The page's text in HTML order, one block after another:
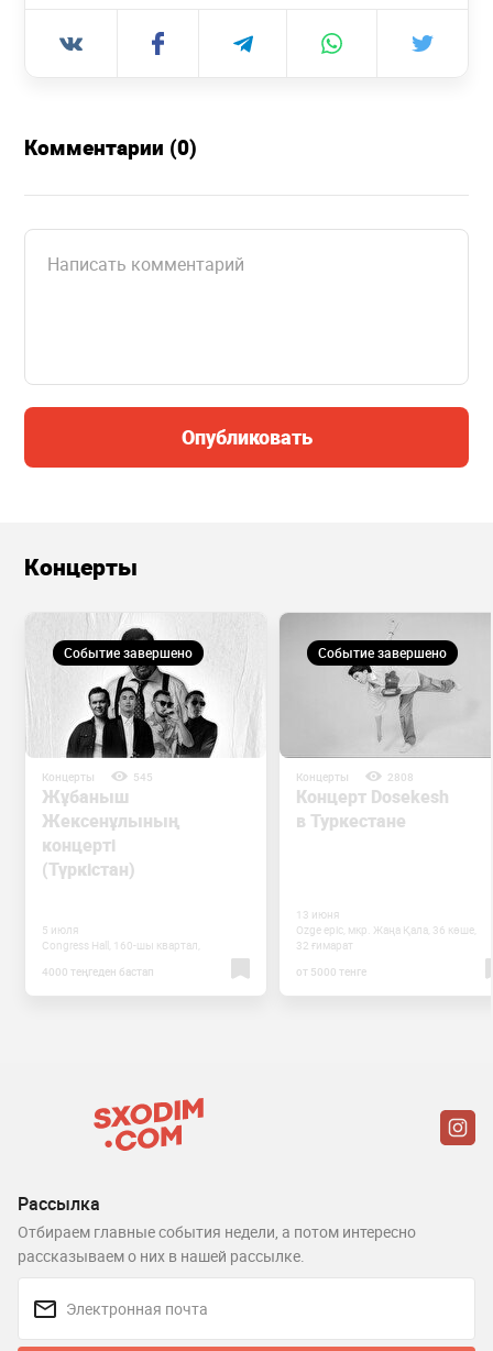
Комментарии (0)
Опубликовать
Концерты
Событие завершено
Концерты 545
Жұбаныш
Жексенұлының
концерті
(Түркістан)
5 июля
Congress Hall, 160-шы квартал,
4000 теңгеден бастап
Событие завершено
Концерты 2808
Концерт Dosekesh
в Туркестане
13 июня
Ozge epic, мкр. Жаңа Қала, 36 көше,
32 ғимарат
от 5000 тенге
Рассылка
Отбираем главные события недели, а потом интересно
рассказываем о них в нашей рассылке.